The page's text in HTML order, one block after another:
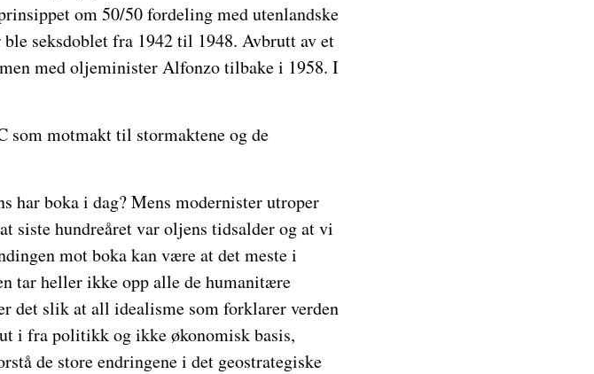
om 50/50 fordeling med utenlandske
seksdoblet fra 1942 til 1948. Avbrutt av et
med oljeminister Alfonzo tilbake i 1958. I
som motmakt til stormaktene og de
har boka i dag? Mens modernister utroper
siste hundreåret var oljens tidsalder og at vi
mot boka kan være at det meste i
tar heller ikke opp alle de humanitære
det slik at all idealisme som forklarer verden
i fra politikk og ikke økonomisk basis,
de store endringene i det geostrategiske